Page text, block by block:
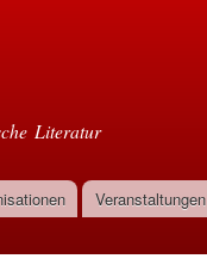
Literatur
Veranstaltungen